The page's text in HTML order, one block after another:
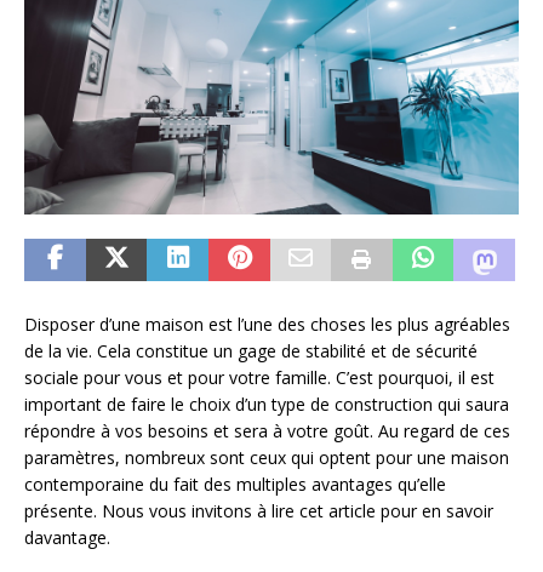
Disposer d’une maison est l’une des choses les plus agréables
de la vie. Cela constitue un gage de stabilité et de sécurité
sociale pour vous et pour votre famille. C’est pourquoi, il est
important de faire le choix d’un type de construction qui saura
répondre à vos besoins et sera à votre goût. Au regard de ces
paramètres, nombreux sont ceux qui optent pour une maison
contemporaine du fait des multiples avantages qu’elle
présente. Nous vous invitons à lire cet article pour en savoir
davantage.